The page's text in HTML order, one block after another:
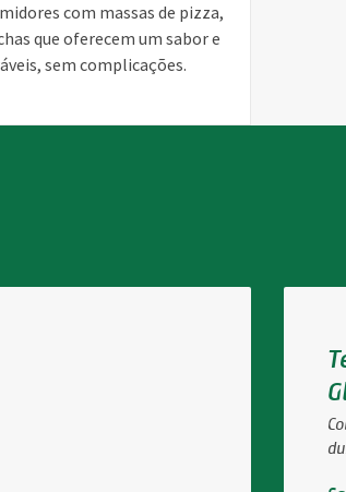
com massas de pizza,
que oferecem um sabor e
sem complicações.